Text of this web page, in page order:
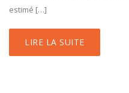
estimé […]
LIRE LA SUITE